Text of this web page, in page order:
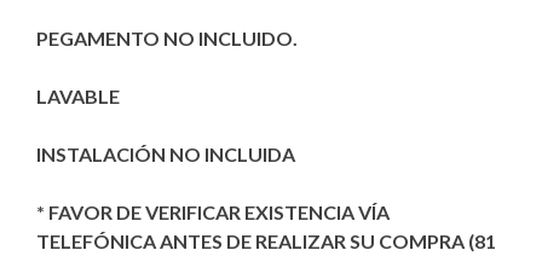
PEGAMENTO NO INCLUIDO.
LAVABLE
INSTALACIÓN NO INCLUIDA
* FAVOR DE VERIFICAR EXISTENCIA VÍA
TELEFÓNICA ANTES DE REALIZAR SU COMPRA (81